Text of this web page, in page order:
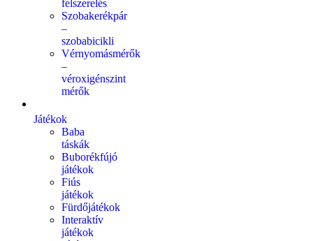
felszerelés
Szobakerékpár
–
szobabicikli
Vérnyomásmérők
–
véroxigénszint
mérők
Játékok
Baba
táskák
Buborékfújó
játékok
Fiús
játékok
Fürdőjátékok
Interaktív
játékok